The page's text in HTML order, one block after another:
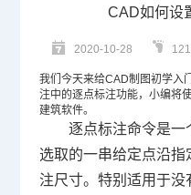
CAD如何设
2020-10-28
我们今天来给CAD制图初学入
注中的逐点标注功能，小编将
建筑软件。
逐点标注命令是一
选取的一串给定点沿
注尺寸。特别适用于